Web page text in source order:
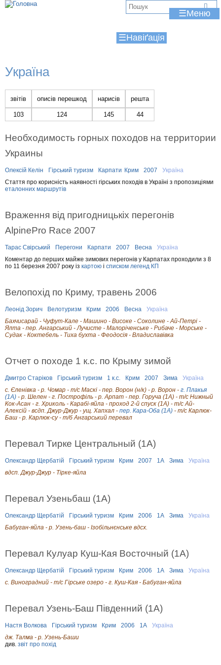
Jump to navigation
☰
☰
Україна
звітів
103
описів перешкод
124
нарисів
145
решта
44
Необходимость горных походов на территории
Украины
Олексій Келін Гірський туризм Карпати Крим 2007
Україна
Стаття про корисність наявності гірських походів в Україні з пропозиціями
еталонних маршрутів
Враження від пригодницькіх перегонів
AlpinePro Race 2007
Тарас Свірський Перегони Карпати 2007 Весна
Україна
Коментар до перших майже зимових перегонів у Карпатах проходили з 8
по 11 березня 2007 року із картою і списком легенд КП
Велопохід по Криму, травень 2006
Леонід Зорич Велотуризм Крим 2006 Весна
Україна
Бахчисарай - Чуфут-Кале - Машино - Високе - Соколине - Ай-Петрі -
Ялта - пер. Ангарський - Лучисте - Малоріченське - Рибаче - Морське -
Судак - Коктебель - Тиха бухта - Феодосія - Владиславівка
Отчет о походе 1 к.с. по Крыму зимой
Дмитро Старіков Гірський туризм 1 к.с. Крим 2007 Зима
Україна
c. Єленівка - р. Чомар - т/с Маскі - пер. Ворон (н/к) - р. Ворон - г. Плакья
(1А) - р. Шелен - г. Построфіль - р. Арпат - пер. Горуча (1А) - т/с Нижный
Кок-Асан - г. Хриколь - Карабі-яйла - проход 2-й спуск (1А) - т/с Ай-
Алексій - всдп. Джур-Джур - ущ. Хапхал - пер. Кара-Оба (1А) - т/с Карлюк-
Баш - р. Карлюк-су - т/б Ангарський перевал
Перевал Тирке Центральный (1А)
Олександр Щербатій Гірський туризм Крим 2007 1А Зима
Україна
вдсп. Джур-Джур - Тірке-яйла
Перевал Узеньбаш (1А)
Олександр Щербатій Гірський туризм Крим 2006 1А Зима
Україна
Бабуган-яйла - р. Узень-баш - Ізобільнєнське вдсх.
Перевал Кулуар Куш-Кая Восточный (1А)
Олександр Щербатій Гірський туризм Крим 2006 1А Зима
Україна
с. Виноградний - т/с Гірське озеро - г. Куш-Кая - Бабуган-яйла
Перевал Узень-Баш Південний (1А)
Настя Волкова Гірський туризм Крим 2006 1А
Україна
дж. Талма - р. Узень-Баши
див. звіт про похід